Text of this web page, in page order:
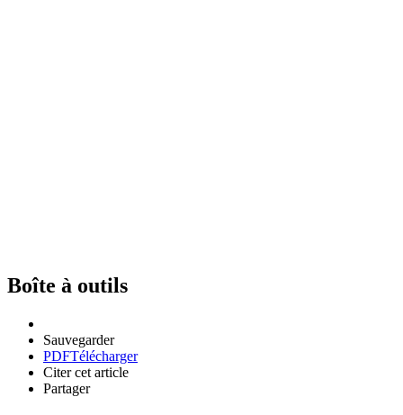
Boîte à outils
Sauvegarder
PDFTélécharger
Citer cet article
Partager